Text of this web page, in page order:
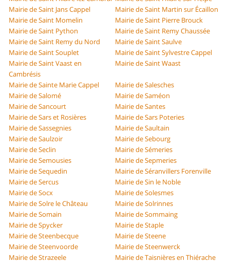
Mairie de Saint Jans Cappel
Mairie de Saint Martin sur Écaillon
Mairie de Saint Momelin
Mairie de Saint Pierre Brouck
Mairie de Saint Python
Mairie de Saint Remy Chaussée
Mairie de Saint Remy du Nord
Mairie de Saint Saulve
Mairie de Saint Souplet
Mairie de Saint Sylvestre Cappel
Mairie de Saint Vaast en
Cambrésis
Mairie de Saint Waast
Mairie de Sainte Marie Cappel
Mairie de Salesches
Mairie de Salomé
Mairie de Saméon
Mairie de Sancourt
Mairie de Santes
Mairie de Sars et Rosières
Mairie de Sars Poteries
Mairie de Sassegnies
Mairie de Saultain
Mairie de Saulzoir
Mairie de Sebourg
Mairie de Seclin
Mairie de Sémeries
Mairie de Semousies
Mairie de Sepmeries
Mairie de Sequedin
Mairie de Séranvillers Forenville
Mairie de Sercus
Mairie de Sin le Noble
Mairie de Socx
Mairie de Solesmes
Mairie de Solre le Château
Mairie de Solrinnes
Mairie de Somain
Mairie de Sommaing
Mairie de Spycker
Mairie de Staple
Mairie de Steenbecque
Mairie de Steene
Mairie de Steenvoorde
Mairie de Steenwerck
Mairie de Strazeele
Mairie de Taisnières en Thiérache